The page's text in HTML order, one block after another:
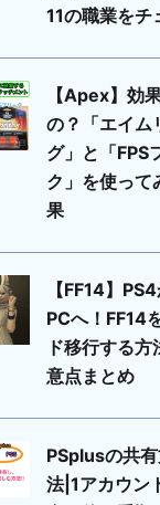
11の職業をチ
【Apex】効
の？「エイム
グ」と「FPS
ク」を使って
果
【FF14】
PCへ！FF14
ド移行する方
意点まとめ
PSplusの共
法|1アカウン